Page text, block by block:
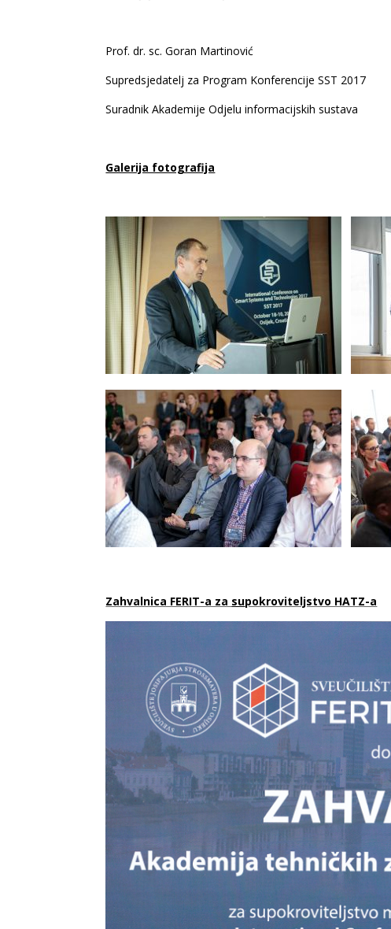
Prof. dr. sc. Goran Martinović
Supredsjedatelj za Program Konferencije SST 2017
Suradnik Akademije Odjelu informacijskih sustava
Galerija fotografija
Zahvalnica FERIT-a za supokroviteljstvo HATZ-a